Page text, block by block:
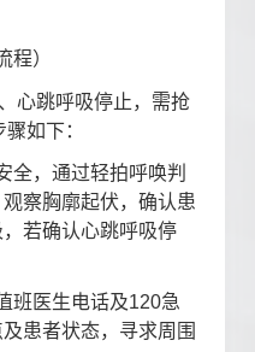
程）
心跳呼吸停止，需抢
如下：
全，通过轻拍呼唤判
察胸廓起伏，确认患
若确认心跳呼吸停
班医生电话及120急
患者状态，寻求周围